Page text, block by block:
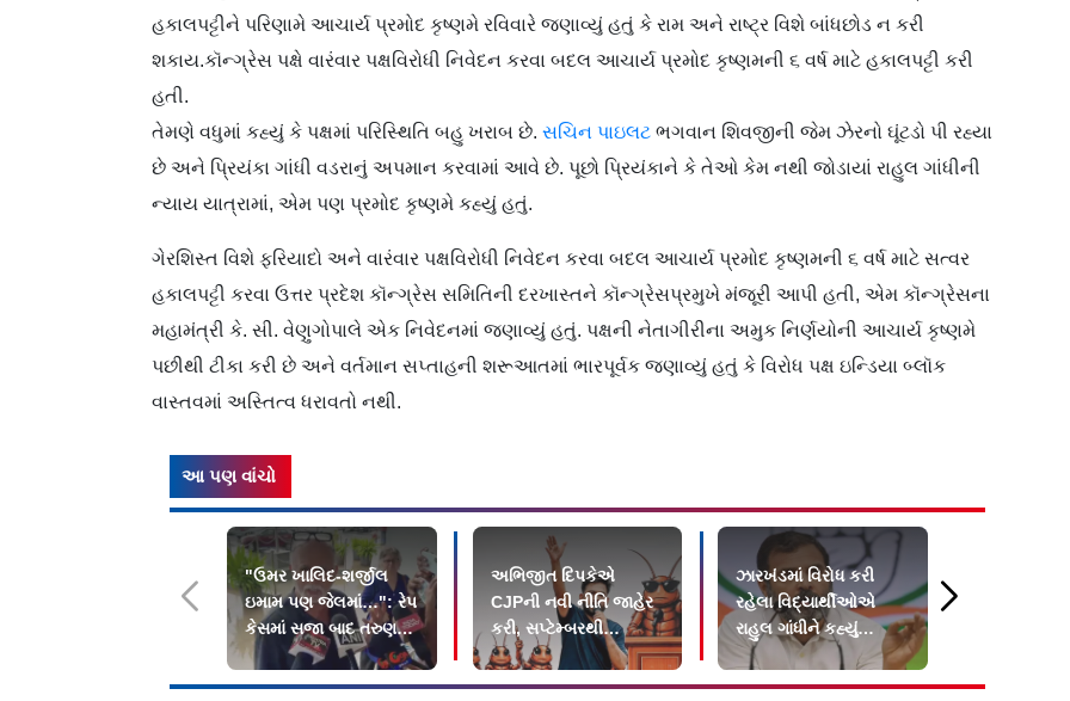
હકાલપટ્ટીને પરિણામે આચાર્ય પ્રમોદ કૃષ્ણમે રવિવારે જણાવ્યું હતું કે રામ અને રાષ્ટ્ર વિશે બાંધછોડ ન કરી
શકાય.કૉન્ગ્રેસ પક્ષે વારંવાર પક્ષવિરોધી નિવેદન કરવા બદલ આચાર્ય પ્રમોદ કૃષ્ણમની ૬ વર્ષ માટે હકાલપટ્ટી કરી
હતી.
તેમણે વધુમાં કહ્યું કે પક્ષમાં પરિસ્થિતિ બહુ ખરાબ છે. સચિન પાઇલટ ભગવાન શિવજીની જેમ ઝેરનો ઘૂંટડો પી રહ્યા
છે અને પ્રિયંકા ગાંધી વડરાનું અપમાન કરવામાં આવે છે. પૂછો પ્રિયંકાને કે તેઓ કેમ નથી જોડાયાં રાહુલ ગાંધીની
ન્યાય યાત્રામાં, એમ પણ પ્રમોદ કૃષ્ણમે કહ્યું હતું.
ગેરશિસ્ત વિશે ફરિયાદો અને વારંવાર પક્ષવિરોધી નિવેદન કરવા બદલ આચાર્ય પ્રમોદ કૃષ્ણમની ૬ વર્ષ માટે સત્વર
હકાલપટ્ટી કરવા ઉત્તર પ્રદેશ કૉન્ગ્રેસ સ​​મિતિની દરખાસ્તને કૉન્ગ્રેસપ્રમુખે મંજૂરી આપી હતી, એમ કૉન્ગ્રેસના
મહામંત્રી કે. સી. વેણુગોપાલે એક નિવેદનમાં જણાવ્યું હતું. પક્ષની નેતાગીરીના અમુક નિર્ણયોની આચાર્ય કૃષ્ણમે
પછીથી ટીકા કરી છે અને વર્તમાન સપ્તાહની શરૂઆતમાં ભારપૂર્વક જણાવ્યું હતું કે વિરોધ પક્ષ ઇન્ડિયા બ્લૉક
વાસ્તવમાં અસ્તિત્વ ધરાવતો નથી.
આ પણ વાંચો
"ઉમર ખાલિદ-શર્જીલ
ઇમામ પણ જેલમાં…": રેપ
કેસમાં સજા બાદ તરુણ
તેજપાલે શું કહ્યું?
અભિજીત દિપકેએ
CJPની નવી નીતિ જાહેર
કરી, સપ્ટેમ્બરથી
દેશભારમાં થશે શરૂ
ઝારખંડમાં વિરોધ કરી
રહેલા વિદ્યાર્થીઓએ
રાહુલ ગાંધીને કહ્યું
"હબીબી, કમ ટુ રાંચી"